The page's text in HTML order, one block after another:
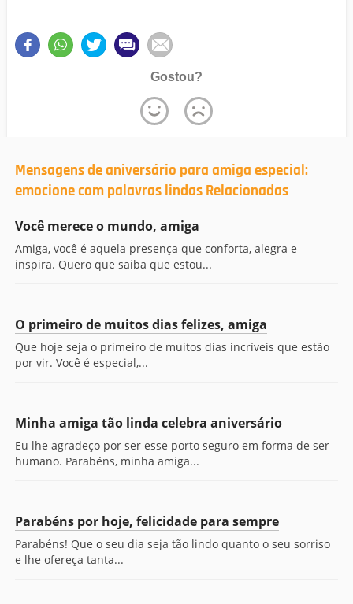
Gostou?
Mensagens de aniversário para amiga especial:
emocione com palavras lindas Relacionadas
Você merece o mundo, amiga
Amiga, você é aquela presença que conforta, alegra e
inspira. Quero que saiba que estou...
O primeiro de muitos dias felizes, amiga
Que hoje seja o primeiro de muitos dias incríveis que estão
por vir. Você é especial,...
Minha amiga tão linda celebra aniversário
Eu lhe agradeço por ser esse porto seguro em forma de ser
humano. Parabéns, minha amiga...
Parabéns por hoje, felicidade para sempre
Parabéns! Que o seu dia seja tão lindo quanto o seu sorriso
e lhe ofereça tanta...